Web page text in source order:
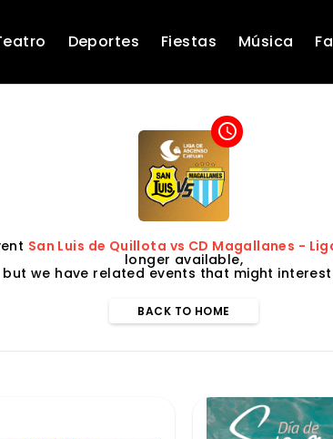
Deportes Fiestas Música
access_time
San Luis de Quillota vs CD Magallanes -
longer available,
but we have related events that might interest
BACK TO HOME